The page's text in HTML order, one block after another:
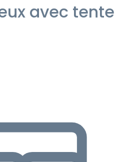
avec tente